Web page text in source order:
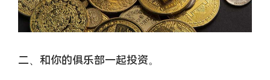
二、和你的俱乐部一起投资。